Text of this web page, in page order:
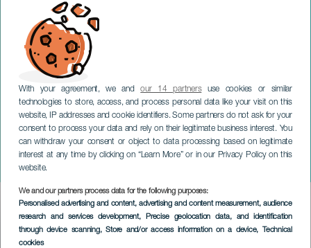
With your agreement, we andour 14 partnersuse cookies or similar
technologies to store, access, and process personal data like your visit on this
website, IP addresses and cookie identifiers. Some partners do not ask for your
consent to process your data and rely on their legitimate business interest. You
can withdraw your consent or object to data processing based on legitimate
interest at any time by clicking on “Learn More” or in our Privacy Policy on this
website.
We and our partners process data for the following purposes:
Personalised advertising and content, advertising and content measurement, audience
research and services development, Precise geolocation data, and identification
through device scanning, Store and/or access information on a device, Technical
cookies
Nestor Trió koncerten
LANZAROTE
Imagen
Listado